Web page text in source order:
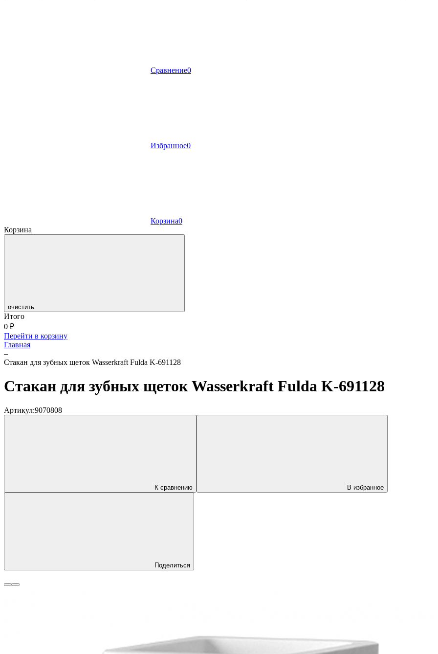
Сравнение0
Избранное0
Корзина0
Корзина
очистить
Итого
0 ₽
Перейти в корзину
Главная
–
Стакан для зубных щеток Wasserkraft Fulda K-691128
Стакан для зубных щеток Wasserkraft Fulda K-691128
Артикул:9070808
К сравнению В избранное
Поделиться